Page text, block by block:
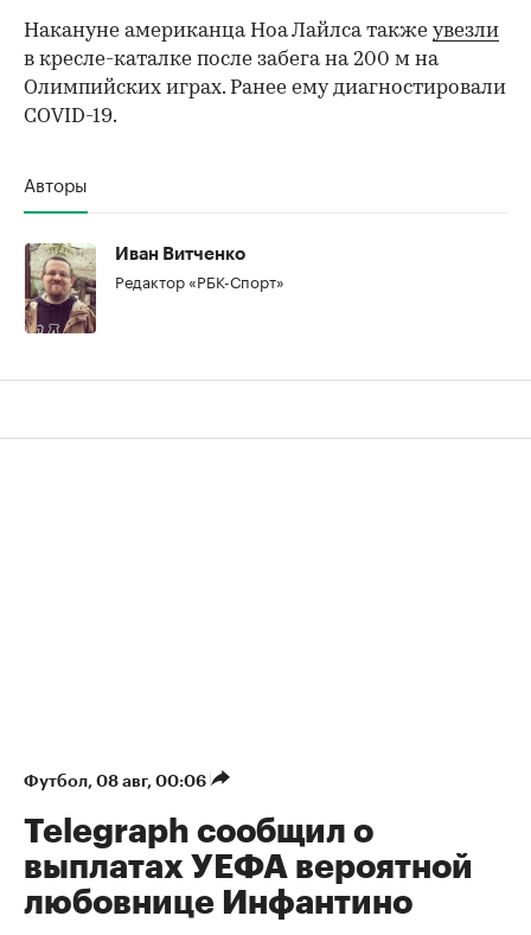
Накануне американца Ноа Лайлса также увезли
в кресле-каталке после забега на 200 м на
Олимпийских играх. Ранее ему диагностировали
COVID-19.
Авторы
Иван Витченко
Редактор «РБК-Спорт»
Футбол⁠, 08 авг, 00:06
Telegraph сообщил о
выплатах УЕФА вероятной
любовнице Инфантино